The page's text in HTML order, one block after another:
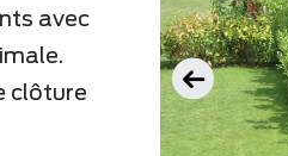
avec
clôture